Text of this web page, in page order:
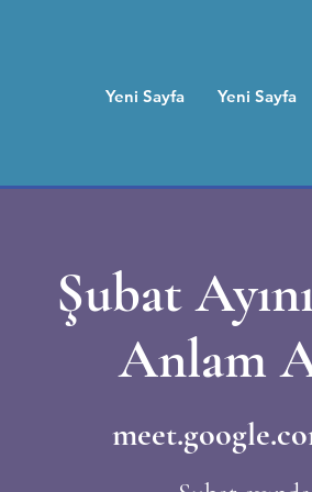
Yeni Sayfa Yeni Sayfa
Şubat
Anlam